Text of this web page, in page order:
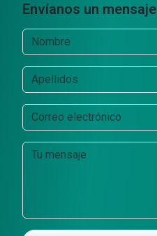
Envíanos un mensaje